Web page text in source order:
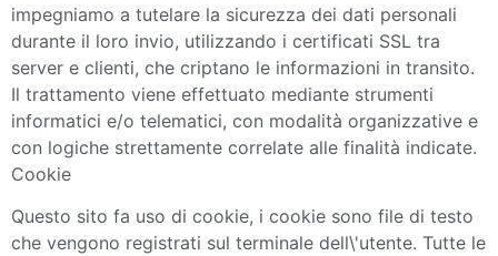
impegniamo a tutelare la sicurezza dei dati personali
durante il loro invio, utilizzando i certificati SSL tra
server e clienti, che criptano le informazioni in transito.
Il trattamento viene effettuato mediante strumenti
informatici e/o telematici, con modalità organizzative e
con logiche strettamente correlate alle finalità indicate.
Cookie
Questo sito fa uso di cookie, i cookie sono file di testo
che vengono registrati sul terminale dell\'utente. Tutte le